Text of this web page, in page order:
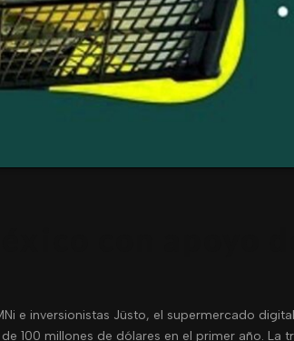
e inversionistas Jüsto, el supermercado
100 millones de dólares en el primer año.